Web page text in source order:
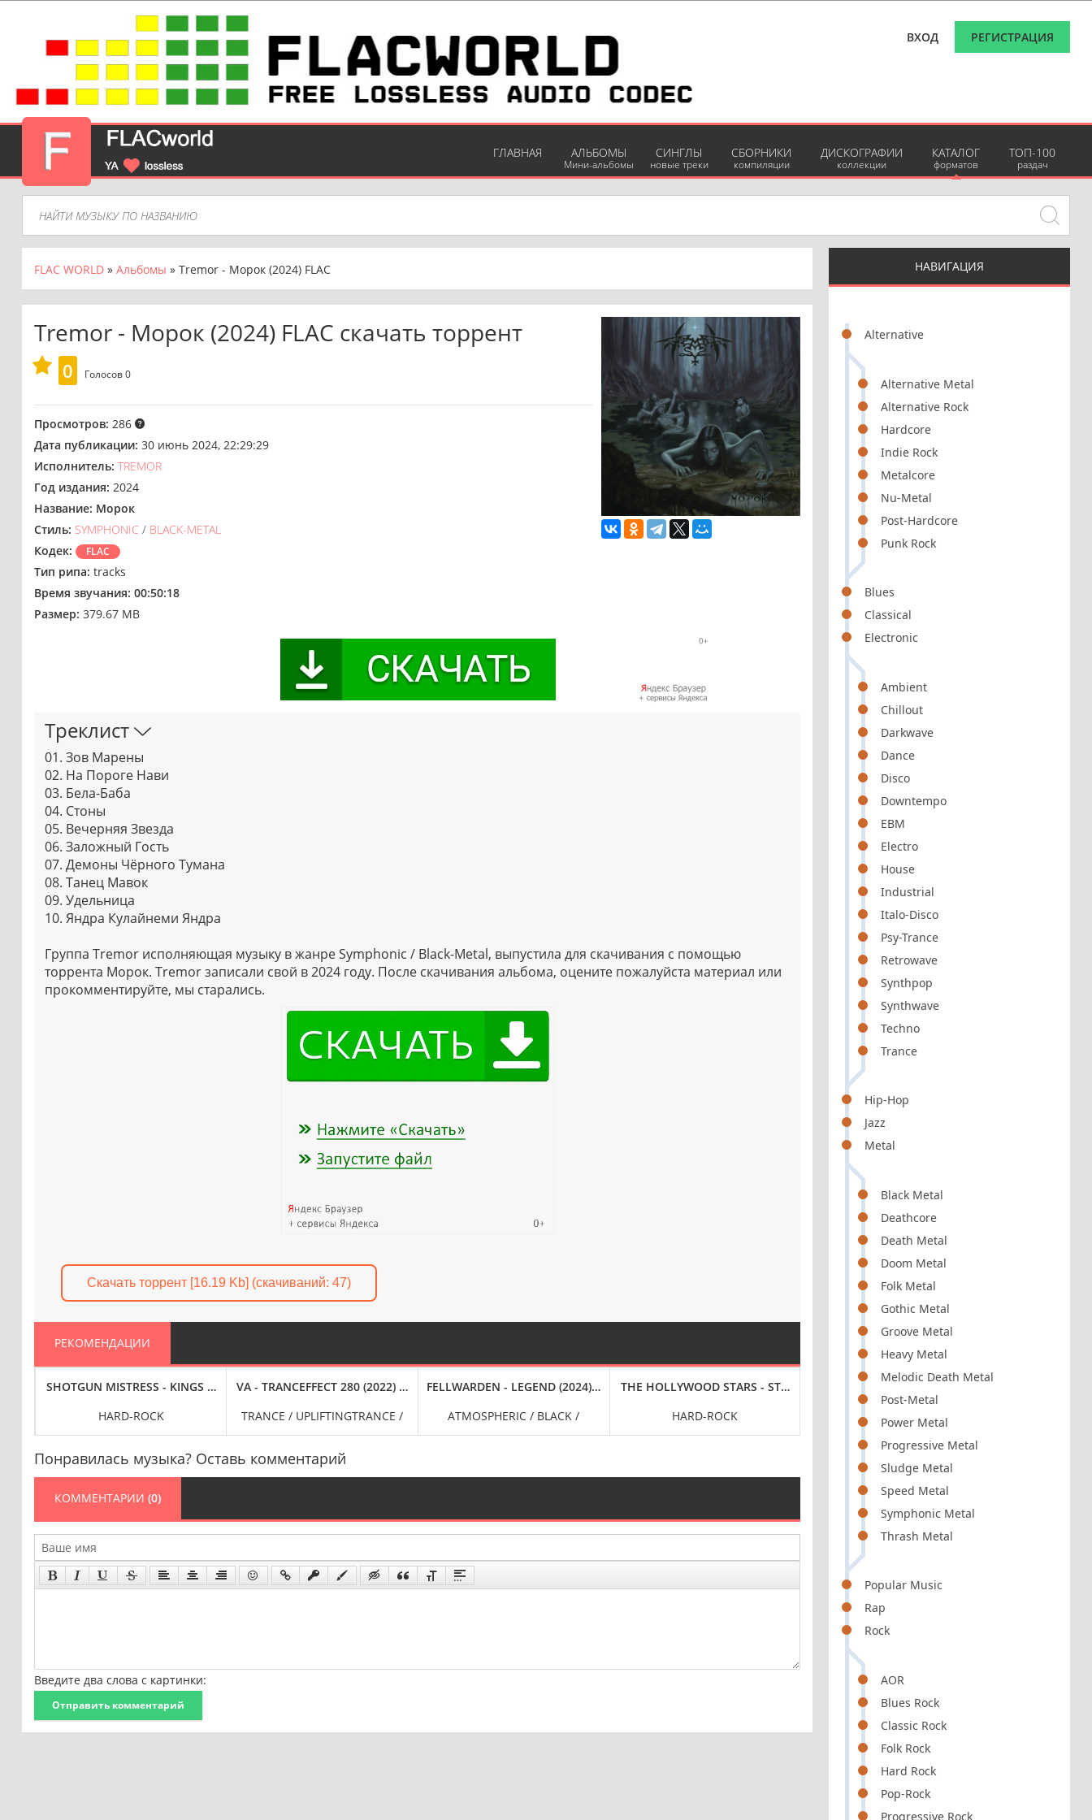
ВХОД РЕГИСТРАЦИЯ
ГЛАВНАЯ АЛЬБОМЫ
Мини-альбомы
СИНГЛЫ
новые треки
СБОРНИКИ
компиляции
ДИСКОГРАФИИ
коллекции
КАТАЛОГ
форматов
ТОП-100
раздач
НАВИГАЦИЯ
Alternative
Alternative Metal
Alternative Rock
Hardcore
Indie Rock
Metalcore
Nu-Metal
Post-Hardcore
Punk Rock
Blues
Classical
Electronic
Ambient
Chillout
Darkwave
Dance
Disco
Downtempo
EBM
Electro
House
Industrial
Italo-Disco
Psy-Trance
Retrowave
Synthpop
Synthwave
Techno
Trance
Hip-Hop
Jazz
Metal
Black Metal
Deathcore
Death Metal
Doom Metal
Folk Metal
Gothic Metal
Groove Metal
Heavy Metal
Melodic Death Metal
Post-Metal
Power Metal
Progressive Metal
Sludge Metal
Speed Metal
Symphonic Metal
Thrash Metal
Popular Music
Rap
Rock
AOR
Blues Rock
Classic Rock
Folk Rock
Hard Rock
Pop-Rock
Progressive Rock
FLAC WORLD » Альбомы » Tremor - Морок (2024) FLAC
Tremor - Морок (2024) FLAC скачать торрент
0 Голосов0
Просмотров: 286
Дата публикации: 30 июнь 2024, 22:29:29
Исполнитель: TREMOR
Год издания: 2024
Название: Морок
Стиль: SYMPHONIC / BLACK-METAL
Кодек:
FLAC
Тип рипа: tracks
Время звучания: 00:50:18
Размер: 379.67 MB
Треклист
01. Зов Марены
02. На Пороге Нави
03. Бела-Баба
04. Стоны
05. Вечерняя Звезда
06. Заложный Гость
07. Демоны Чёрного Тумана
08. Танец Мавок
09. Удельница
10. Яндра Кулайнеми Яндра
Группа Tremor исполняющая музыку в жанре Symphonic / Black-Metal, выпустила для скачивания с помощью
торрента Морок. Tremor записали свой в 2024 году. После скачивания альбома, оцените пожалуйста материал или
прокомментируйте, мы старались.
Скачать торрент [16.19 Kb] (cкачиваний: 47)
РЕКОМЕНДАЦИИ
EXIST (2024) FLAC
SHOTGUN MISTRESS - KINGS OF THE REVOLUTION (2024) FLAC
HARD-ROCK
VA - TRANCEFFECT 280 (2022) FLAC
TRANCE / UPLIFTINGTRANCE /
FELLWARDEN - LEGEND (2024) FLAC
ATMOSPHERIC / BLACK /
THE HOLLYWOOD STARS - STARSTRUCK (2024) FLAC
HARD-ROCK
LUCIFER'S HAMMER - BE AND EXIST (2024) FLAC
HEAVY-METAL
Понравилась музыка? Оставь комментарий
КОММЕНТАРИИ (0)
Введите два слова с картинки:
Отправить комментарий